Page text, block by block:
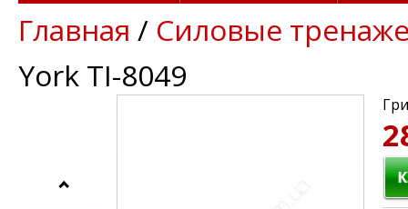
Главная / Силовые
York TI-8049